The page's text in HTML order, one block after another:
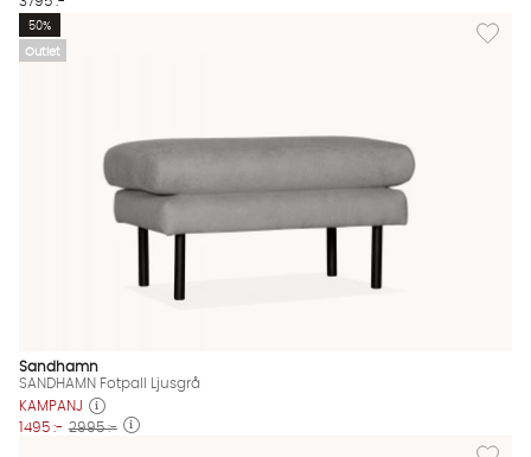
Outlet
Lägg
50%
Sandhamn
SANDHAMN Fotpall Ljusgrå
KAMPANJ
1495 :- 2995 :-
Lägg